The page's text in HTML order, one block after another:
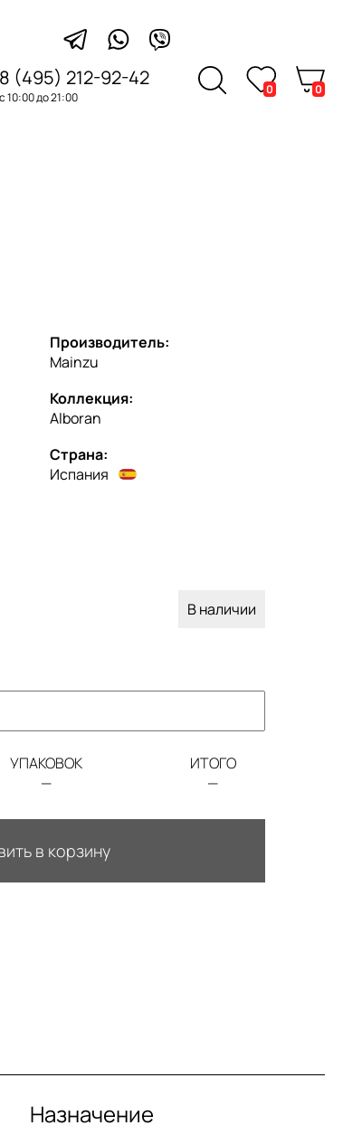
8 (495) 212-92-42
с 10:00 до 21:00
0 0
Производитель:
Mainzu
Коллекция:
Alboran
Страна:
Испания
В наличии
УПАКОВОК
—
ИТОГО
—
в корзину
Назначение